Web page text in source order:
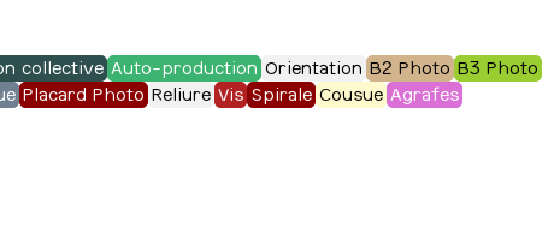
collective Auto-production Orientation B2 Photo B3 Photo
Placard Photo Reliure Vis Spirale Cousue Agrafes